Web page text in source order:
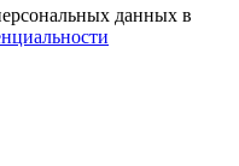
данных в